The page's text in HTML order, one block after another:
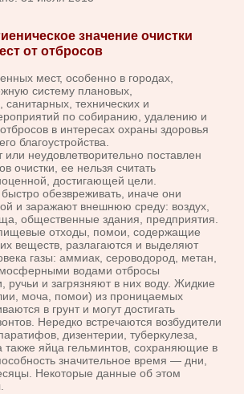
значение очистки
от отбросов
мест, особенно в городах,
систему плановых,
санитарных, технических и
по собиранию, удалению и
в интересах охраны здоровья
благоустройства.
неудовлетворительно поставлен
очистки, ее нельзя считать
достигающей цели.
обезвреживать, иначе они
и заражают внешнюю среду: воздух,
общественные здания, предприятия.
отходы, помои, содержащие
веществ, разлагаются и выделяют
газы: аммиак, сероводород, метан,
водами отбросы
ручьи и загрязняют в них воду. Жидкие
моча, помои) из проницаемых
в грунт и могут достигать
Нередко встречаются возбудители
дизентерии, туберкулеза,
также яйца гельминтов, сохраняющие в
значительное время — дни,
Некоторые данные об этом